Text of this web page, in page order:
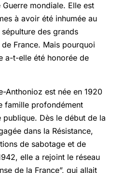
mondiale. Elle est
à avoir été inhumée au
des grands
France. Mais pourquoi
a-t-elle été honorée de
Anthonioz est née en 1920
famille profondément
publique. Dès le début de la
dans la Résistance,
de sabotage et de
elle a rejoint le réseau
de la France”, qui allait